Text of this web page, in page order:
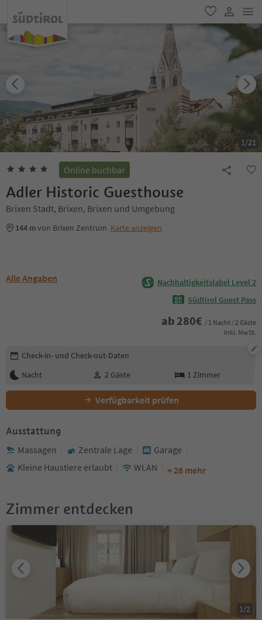
favorit
user link
1/21
Online buchbar
Adler Historic Guesthouse
Brixen Stadt, Brixen, Brixen und Umgebung
144 mvon Brixen Zentrum Karte anzeigen
Alle Angaben
Nachhaltigkeitslabel Level 2
Südtirol Guest Pass
ab 280€ / 1 Nacht / 2 Gäste
Inkl. MwSt.
Buchungsdetails bearbeiten
Check-in- und Check-out-Daten
Nacht
2 Gäste 1 Zimmer
Verfügbarkeit prüfen
Ausstattung
Massagen Zentrale Lage
Garage
Kleine Haustiere erlaubt
WLAN + 26 mehr
Zimmer entdecken
1/2